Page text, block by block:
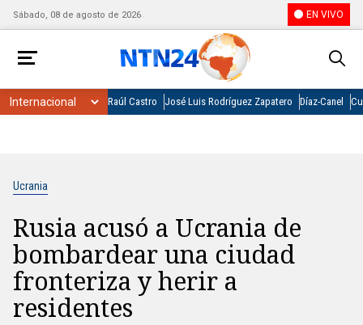
Sábado, 08 de agosto de 2026 EN VIVO
Raúl Castro José Luis Rodríguez Zapatero Díaz-Canel
Ucrania
Rusia acusó a Ucrania de
bombardear una ciudad
fronteriza y herir a
residentes